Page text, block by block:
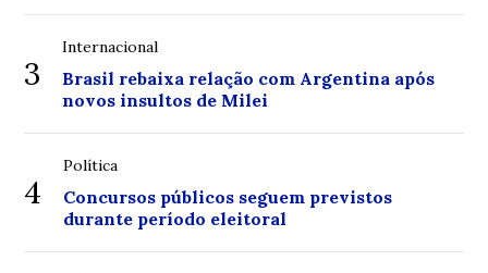
3
Internacional
Brasil rebaixa relação com Argentina após
novos insultos de Milei
4
Política
Concursos públicos seguem previstos
durante período eleitoral